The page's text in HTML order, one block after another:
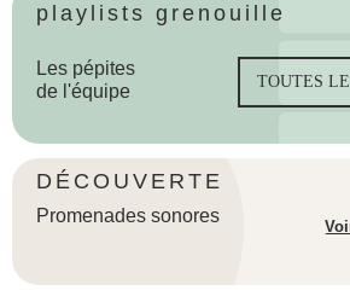
playlists grenouille
Les pépites
de l'équipe
TOUTES
DÉCOUVERTE
Promenades sonores